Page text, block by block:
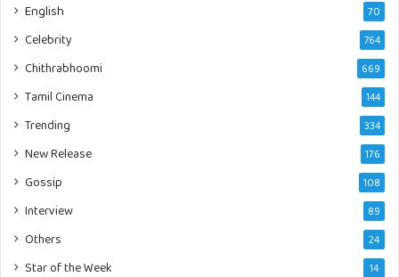
English 70
Celebrity 764
Chithrabhoomi 669
Tamil Cinema 144
Trending 334
New Release 176
Gossip 108
Interview 89
Others 24
Star of the Week 14